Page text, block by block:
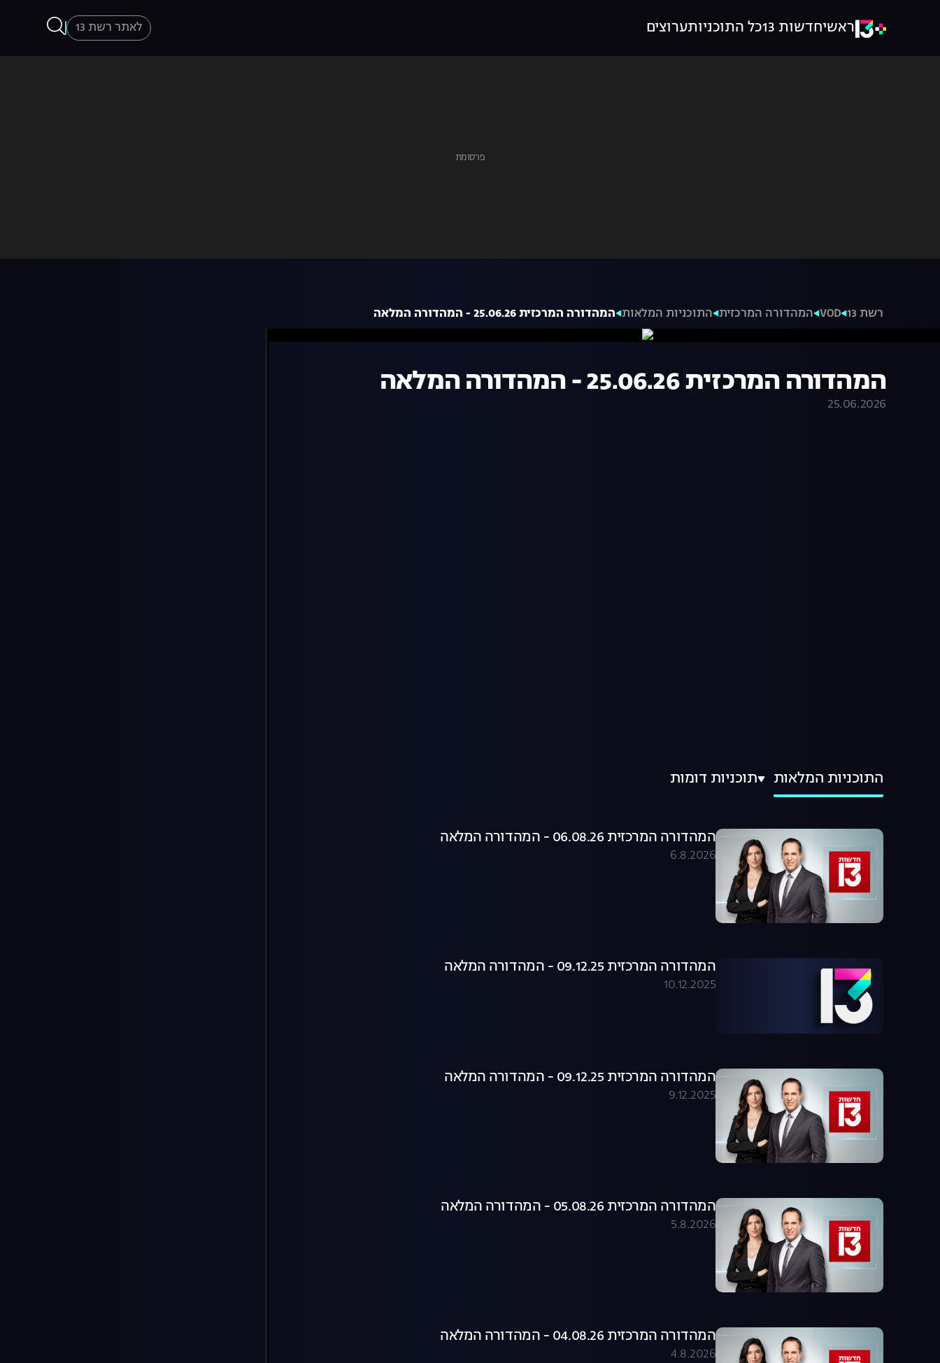
ראשיחדשות 13 כל התוכניותערוצים לאתר רשת 13
רשת 13 VOD המהדורה המרכזית התוכניות המלאות המהדורה המרכזית 25.06.26 - המהדורה המלאה
המהדורה המרכזית 25.06.26 - המהדורה המלאה
25.06.2026
התוכניות המלאות תוכניות דומות
המהדורה המרכזית 06.08.26 - המהדורה המלאה
6.8.2026
המהדורה המרכזית 09.12.25 - המהדורה המלאה
10.12.2025
המהדורה המרכזית 09.12.25 - המהדורה המלאה
9.12.2025
המהדורה המרכזית 05.08.26 - המהדורה המלאה
5.8.2026
המהדורה המרכזית 04.08.26 - המהדורה המלאה
4.8.2026